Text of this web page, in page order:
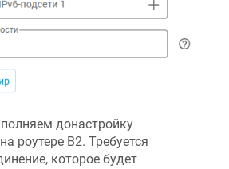
донастройку
роутере B2. Требуется
которое будет